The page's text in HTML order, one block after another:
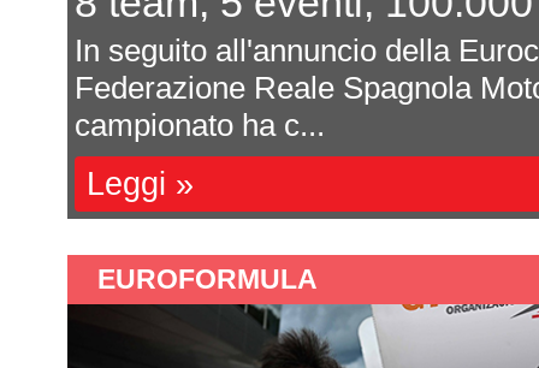
In seguito all'annuncio della
Federazione Reale Spagnola
campionato ha c...
Leggi »
EUROFORMULA